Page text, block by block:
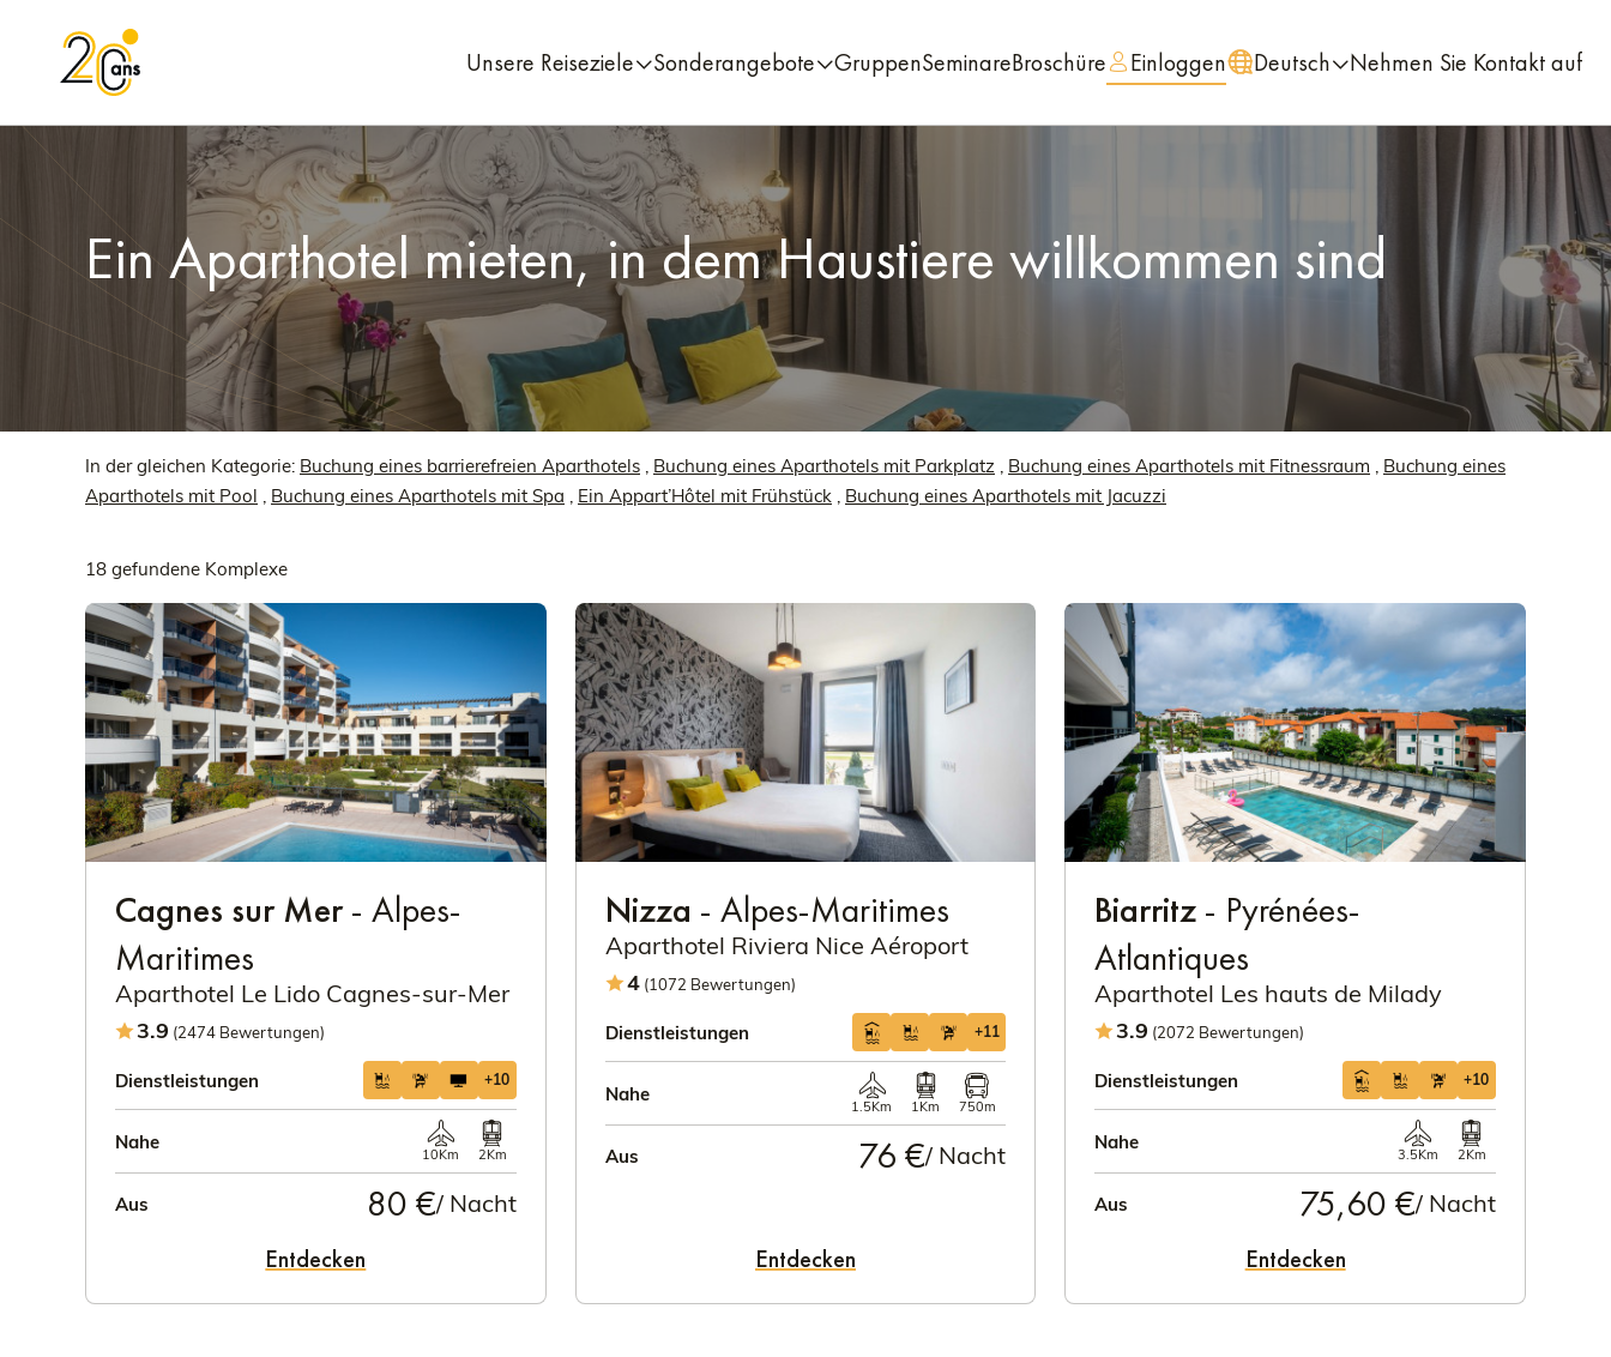
Unsere Reiseziele Sonderangebote GruppenSeminareBroschüre Einloggen Deutsch Nehmen Sie Kontakt auf
Ein Aparthotel mieten, in dem Haustiere willkommen sind
In der gleichen Kategorie: Buchung eines barrierefreien Aparthotels , Buchung eines Aparthotels mit Parkplatz , Buchung eines Aparthotels mit Fitnessraum , Buchung eines
Aparthotels mit Pool , Buchung eines Aparthotels mit Spa , Ein Appart’Hôtel mit Frühstück , Buchung eines Aparthotels mit Jacuzzi
18 gefundene Komplexe
Cagnes sur Mer- Alpes-
Maritimes
Aparthotel Le Lido Cagnes-sur-Mer
3.9 (2474 Bewertungen)
Dienstleistungen +10
Nahe
10Km 2Km
Aus 80 €/ Nacht
Entdecken
Nizza - Alpes-Maritimes
Aparthotel Riviera Nice Aéroport
4(1072 Bewertungen)
Dienstleistungen +11
Nahe
1.5Km 1Km 750m
Aus 76 €/ Nacht
Entdecken
Biarritz - Pyrénées-
Atlantiques
Aparthotel Les hauts de Milady
3.9 (2072 Bewertungen)
Dienstleistungen +10
Nahe
3.5Km 2Km
Aus 75,60 €/ Nacht
Entdecken